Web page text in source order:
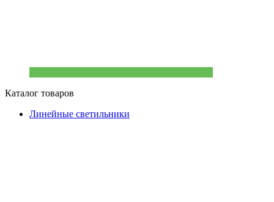
Каталог товаров
Линейные светильники